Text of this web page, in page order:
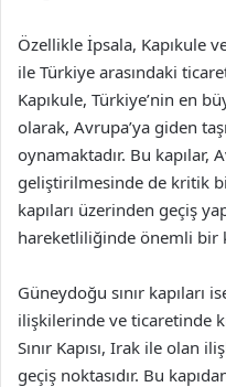
Özellikle İpsala, Kapıkule
ile Türkiye arasındaki
Kapıkule, Türkiye’nin en
olarak, Avrupa’ya giden
oynamaktadır. Bu
geliştirilmesinde de kritik
kapıları üzerinden geçiş
hareketliliğinde önemli bir
Güneydoğu sınır kapıları
ilişkilerinde ve ticaretinde
Sınır Kapısı, Irak ile olan
geçiş noktasıdır. Bu